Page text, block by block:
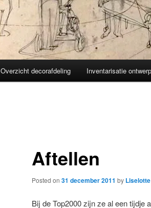
Overzicht decorafdeling Inventarisatie
Aftellen
Posted on 31 december 2011 by
Bij de Top2000 zijn ze al een tijdje